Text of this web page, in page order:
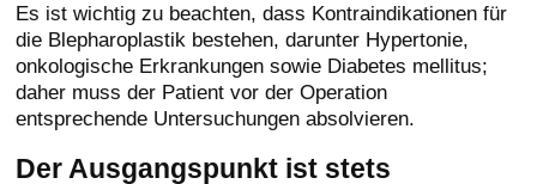
Es ist wichtig zu beachten, dass Kontraindikationen für
die Blepharoplastik bestehen, darunter Hypertonie,
onkologische Erkrankungen sowie Diabetes mellitus;
daher muss der Patient vor der Operation
entsprechende Untersuchungen absolvieren.
Der Ausgangspunkt ist stets